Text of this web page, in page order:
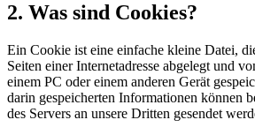
2. Was sind Cookies?
Ein Cookie ist eine einfache kleine Datei,
Seiten einer Internetadresse abgelegt und
einem PC oder einem anderen Gerät
darin gespeicherten Informationen können
des Servers an unsere Dritten gesendet